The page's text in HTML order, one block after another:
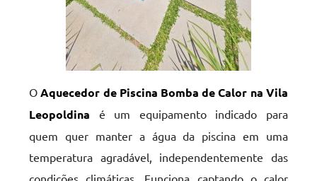
OAquecedor de Piscina Bomba de Calor na Vila
Leopoldina é um equipamento indicado para
quem quer manter a água da piscina em uma
temperatura agradável, independentemente das
condições climáticas. Funciona captando o calor